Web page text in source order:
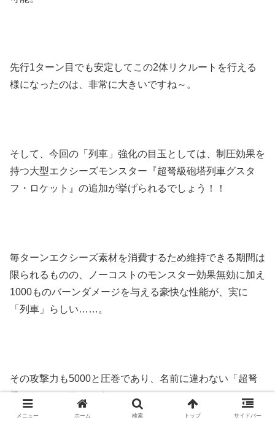
先行1ターン目でも安定してこの2体リクルートを行える
様になったのは、非常に大きいですね～。
そして、今回の「列車」強化の目玉としては、制圧効果を
持つ大型エクシーズモンスター『超弩級砲塔列車グスタ
フ・ロケット』の追加が挙げられるでしょう！！
毎ターンエクシーズ素材を消費するため維持できる期間は
限られるものの、ノーコストのモンスター効果無効に加え
1000ものバーンダメージを与える豪快な性能が、実に
「列車」らしい……。
その攻撃力も5000と圧巻であり、名前に違わない「超弩
級」なモンスターです。
メニュー ホーム 検索 トップ サイドバー